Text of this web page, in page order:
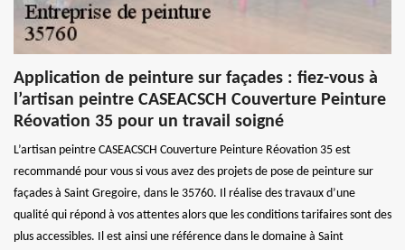
Application de peinture sur façades : fiez-vous à
l’artisan peintre CASEACSCH Couverture Peinture
Réovation 35 pour un travail soigné
L’artisan peintre CASEACSCH Couverture Peinture Réovation 35 est
recommandé pour vous si vous avez des projets de pose de peinture sur
façades à Saint Gregoire, dans le 35760. Il réalise des travaux d’une
qualité qui répond à vos attentes alors que les conditions tarifaires sont des
plus accessibles. Il est ainsi une référence dans le domaine à Saint